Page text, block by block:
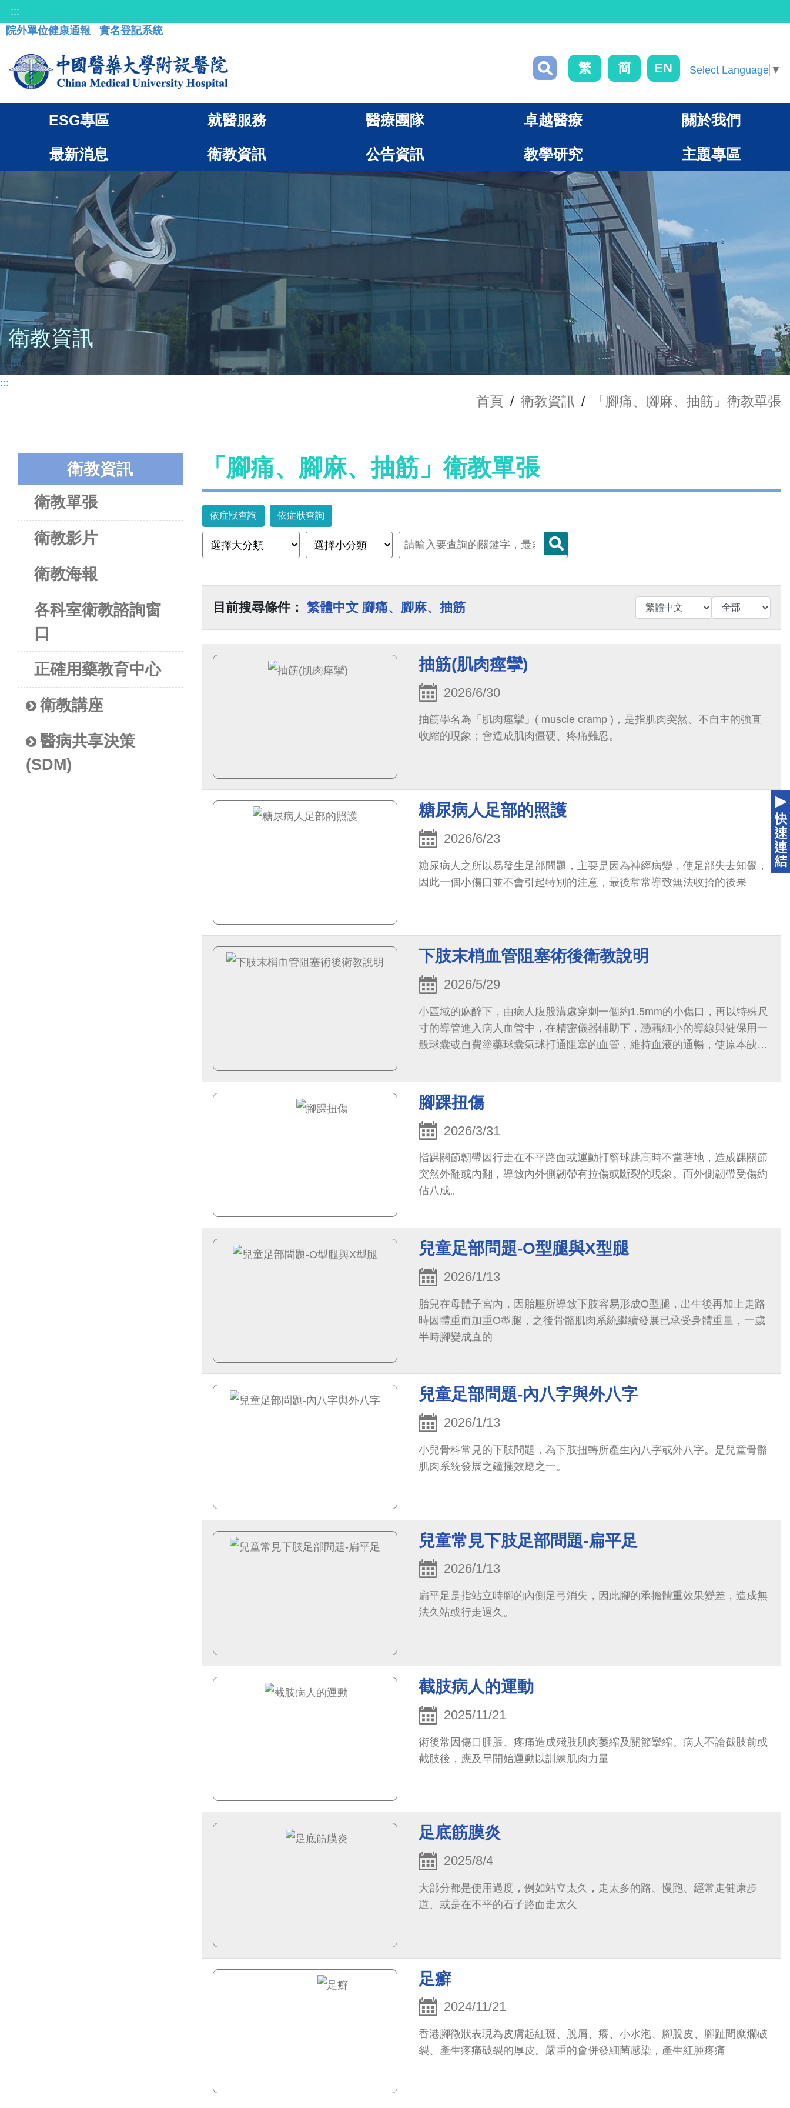
:::
院外單位健康通報
實名登記系統
繁 簡 EN Select Language ▼
ESG專區 就醫服務 醫療團隊 卓越醫療 關於我們
最新消息 衛教資訊 公告資訊 教學研究 主題專區
衛教資訊
:::
首頁 / 衛教資訊 / 「腳痛、腳麻、抽筋」衛教單張
衛教資訊
衛教單張
衛教影片
衛教海報
各科室衛教諮詢窗
口
正確用藥教育中心
衛教講座
醫病共享決策
(SDM)
「腳痛、腳麻、抽筋」衛教單張
依症狀查詢 依症狀查詢
目前搜尋條件： 繁體中文 腳痛、腳麻、抽筋
抽筋(肌肉痙攣)
2026/6/30
抽筋學名為「肌肉痙攣」( muscle cramp )，是指肌肉突然、不自主的強直
收縮的現象；會造成肌肉僵硬、疼痛難忍。
糖尿病人足部的照護
2026/6/23
糖尿病人之所以易發生足部問題，主要是因為神經病變，使足部失去知覺，
因此一個小傷口並不會引起特別的注意，最後常常導致無法收拾的後果
下肢末梢血管阻塞術後衛教說明
2026/5/29
小區域的麻醉下，由病人腹股溝處穿刺一個約1.5mm的小傷口，再以特殊尺
寸的導管進入病人血管中，在精密儀器輔助下，憑藉細小的導線與健保用一
般球囊或自費塗藥球囊氣球打通阻塞的血管，維持血液的通暢，使原本缺血
腳踝扭傷
2026/3/31
指踝關節韌帶因行走在不平路面或運動打籃球跳高時不當著地，造成踝關節
突然外翻或內翻，導致內外側韌帶有拉傷或斷裂的現象。而外側韌帶受傷約
佔八成。
兒童足部問題-O型腿與X型腿
2026/1/13
胎兒在母體子宮內，因胎壓所導致下肢容易形成O型腿，出生後再加上走路
時因體重而加重O型腿，之後骨骼肌肉系統繼續發展已承受身體重量，一歲
半時腳變成直的
兒童足部問題-內八字與外八字
2026/1/13
小兒骨科常見的下肢問題，為下肢扭轉所產生內八字或外八字。是兒童骨骼
肌肉系統發展之鐘擺效應之一。
兒童常見下肢足部問題-扁平足
2026/1/13
扁平足是指站立時腳的內側足弓消失，因此腳的承擔體重效果變差，造成無
法久站或行走過久。
截肢病人的運動
2025/11/21
術後常因傷口腫脹、疼痛造成殘肢肌肉萎縮及關節攣縮。病人不論截肢前或
截肢後，應及早開始運動以訓練肌肉力量
足底筋膜炎
2025/8/4
大部分都是使用過度，例如站立太久，走太多的路、慢跑、經常走健康步
道、或是在不平的石子路面走太久
足癬
2024/11/21
香港腳徵狀表現為皮膚起紅斑、脫屑、癢、小水泡、腳脫皮、腳趾間糜爛破
裂、產生疼痛破裂的厚皮。嚴重的會併發細菌感染，產生紅腫疼痛